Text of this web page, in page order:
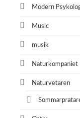
Modern
Music
musik
Naturkompaniet
Naturvetaren